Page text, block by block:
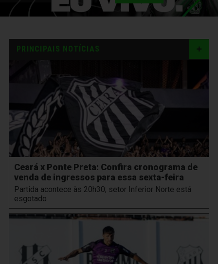
PRINCIPAIS NOTÍCIAS
Ceará x Ponte Preta: Confira cronograma de
venda de ingressos para essa sexta-feira
Partida acontece às 20h30; setor Inferior Norte está
esgotado